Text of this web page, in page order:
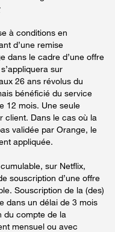
à conditions en
d’une remise
dans le cadre d’une offre
sur
26 ans révolus du
bénéficié du service
12 mois. Une seule
client. Dans le cas où la
validée par Orange, le
appliquée.
cumulable, sur Netflix,
souscription d’une offre
Souscription de la (des)
dans un délai de 3 mois
du compte de la
mensuel ou avec